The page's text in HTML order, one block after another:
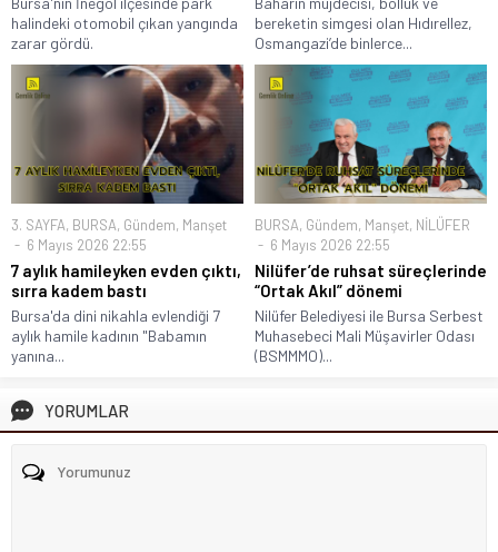
halindeki otomobil çıkan yangında
zarar gördü.
bereketin simgesi olan Hıdırellez,
Osmangazi’de binlerce...
3. SAYFA, BURSA, Gündem, Manşet
6 Mayıs 2026 22:55
7 aylık hamileyken evden çıktı,
sırra kadem bastı
Bursa'da dini nikahla evlendiği 7
aylık hamile kadının "Babamın
yanına...
BURSA, Gündem, Manşet, NİLÜFER
6 Mayıs 2026 22:55
Nilüfer’de ruhsat süreçlerinde
“Ortak Akıl” dönemi
Nilüfer Belediyesi ile Bursa Serbest
Muhasebeci Mali Müşavirler Odası
(BSMMMO)...
YORUMLAR